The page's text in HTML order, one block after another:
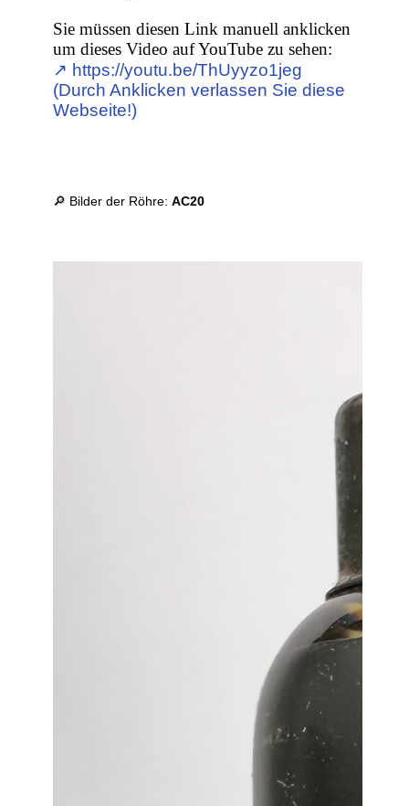
Sie müssen diesen Link manuell anklicken
um dieses Video auf YouTube zu sehen:
↗︎ https://youtu.be/ThUyyzo1jeg
(Durch Anklicken verlassen Sie diese
Webseite!)
🔎 Bilder der Röhre:AC20